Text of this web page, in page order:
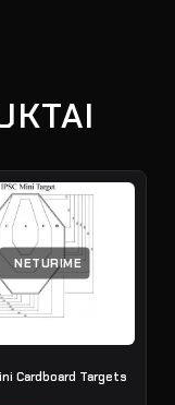
NETURIME
Cardboard Targets